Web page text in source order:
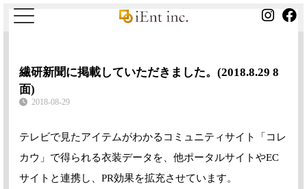
繊研新聞に掲載していただきました。(2018.8.29 8
面)
2018-08-29
テレビで見たアイテムがわかるコミュニティサイト「コレ
カウ」で得られる衣装データを、他ポータルサイトやEC
サイトと連携し、PR効果を拡充させています。